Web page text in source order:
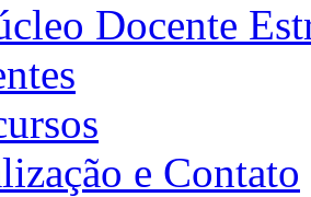
Docente
e Contato